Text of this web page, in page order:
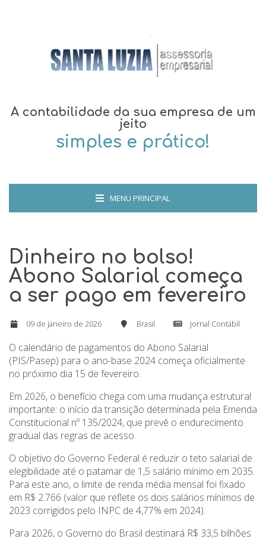
A contabilidade da sua empresa de um
jeito
simples e prático!
MENU PRINCIPAL
Dinheiro no bolso!
Abono Salarial começa
a ser pago em fevereiro
09 de janeiro de 2026 Brasil Jornal Contábil
O calendário de pagamentos do Abono Salarial
(PIS/Pasep) para o ano-base 2024 começa oficialmente
no próximo dia 15 de fevereiro.
Em 2026, o benefício chega com uma mudança estrutural
importante: o início da transição determinada pela Emenda
Constitucional nº 135/2024, que prevê o endurecimento
gradual das regras de acesso.
O objetivo do Governo Federal é reduzir o teto salarial de
elegibilidade até o patamar de 1,5 salário mínimo em 2035.
Para este ano, o limite de renda média mensal foi fixado
em R$ 2.766 (valor que reflete os dois salários mínimos de
2023 corrigidos pelo INPC de 4,77% em 2024).
Para 2026, o Governo do Brasil destinará R$ 33,5 bilhões